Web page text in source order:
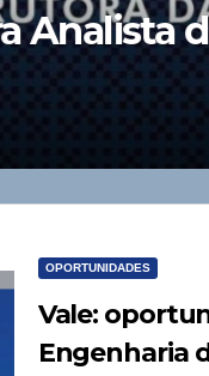
Analista
OPORTUNIDADES
Vale:
Engenharia